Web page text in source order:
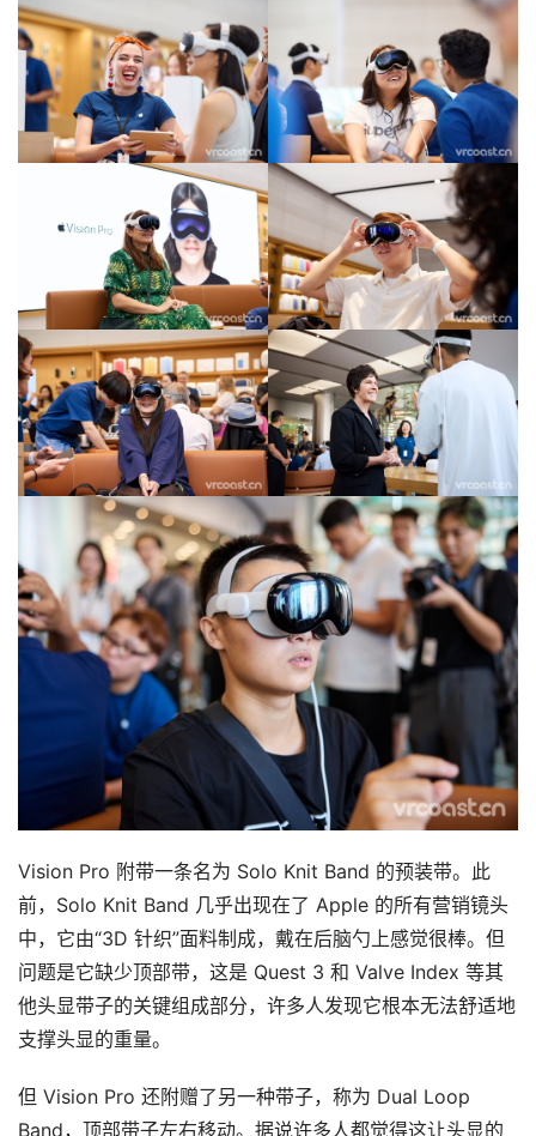
首
页
动
态
V
R
设
备
排
名
观
Vision Pro 附带一条名为 Solo Knit Band 的预装带。此
前，Solo Knit Band 几乎出现在了 Apple 的所有营销镜头
中，它由“3D 针织”面料制成，戴在后脑勺上感觉很棒。但
问题是它缺少顶部带，这是 Quest 3 和 Valve Index 等其
他头显带子的关键组成部分，许多人发现它根本无法舒适地
支撑头显的重量。
但 Vision Pro 还附赠了另一种带子，称为 Dual Loop
Band，顶部带子左右移动。据说许多人都觉得这让头显的